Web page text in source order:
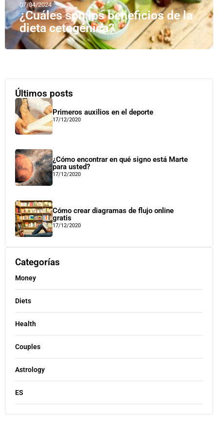
07/04/2024
¿Cuáles son los beneficios de la
dieta cetogénica?
Últimos posts
Primeros auxilios en el deporte
17/12/2020
¿Cómo encontrar en qué signo está Marte
para usted?
17/12/2020
Cómo crear diagramas de flujo online
gratis
17/12/2020
Categorías
Money
Diets
Health
Couples
Astrology
ES